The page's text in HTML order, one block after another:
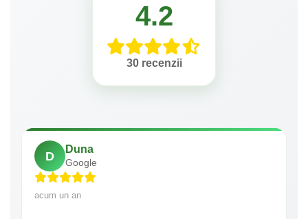
4.2
30 recenzii
D
Duna
Google
acum un an